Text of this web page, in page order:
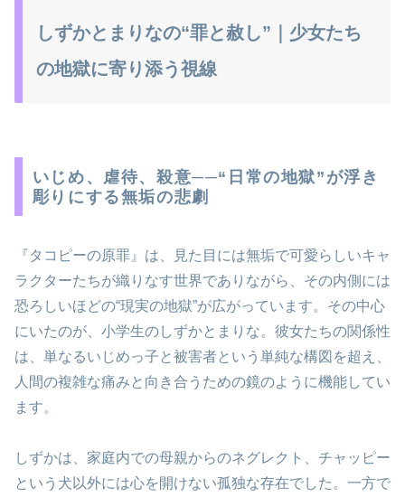
しずかとまりなの“罪と赦し”｜少女たち
の地獄に寄り添う視線
いじめ、虐待、殺意──“日常の地獄”が浮き
彫りにする無垢の悲劇
『タコピーの原罪』は、見た目には無垢で可愛らしいキャ
ラクターたちが織りなす世界でありながら、その内側には
恐ろしいほどの“現実の地獄”が広がっています。その中心
にいたのが、小学生のしずかとまりな。彼女たちの関係性
は、単なるいじめっ子と被害者という単純な構図を超え、
人間の複雑な痛みと向き合うための鏡のように機能してい
ます。
しずかは、家庭内での母親からのネグレクト、チャッピー
という犬以外には心を開けない孤独な存在でした。一方で